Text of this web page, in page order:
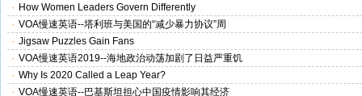
· How Women Leaders Govern Differently
· VOA慢速英语--塔利班与美国的“减少暴力协议”周
· Jigsaw Puzzles Gain Fans
· VOA慢速英语2019--海地政治动荡加剧了日益严重饥
· Why Is 2020 Called a Leap Year?
· VOA慢速英语--巴基斯坦担心中国疫情影响其经济